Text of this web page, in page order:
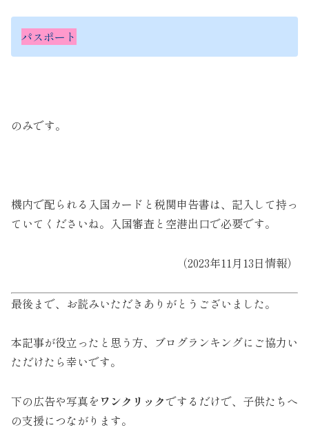
パスポート
のみです。
機内で配られる入国カードと税関申告書は、記入して持っ
ていてくださいね。入国審査と空港出口で必要です。
（2023年11月13日情報）
最後まで、お読みいただきありがとうございました。
本記事が役立ったと思う方、ブログランキングにご協力い
ただけたら幸いです。
下の広告や写真をワンクリックでするだけで、子供たちへ
の支援につながります。